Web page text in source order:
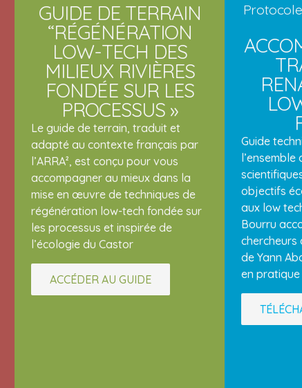
GUIDE DE TERRAIN
“RÉGÉNÉRATION
LOW-TECH DES
MILIEUX RIVIÈRES
FONDÉE SUR LES
PROCESSUS »
Le guide de terrain, traduit et
adapté au contexte français par
l’ARRA², est conçu pour vous
accompagner au mieux dans la
mise en œuvre de techniques de
régénération low-tech fondée sur
les processus et inspirée de
l’écologie du Castor
ACCÉDER AU GUIDE
Guide
objectifs
aux low
Bourru
chercheurs
de Yann
en